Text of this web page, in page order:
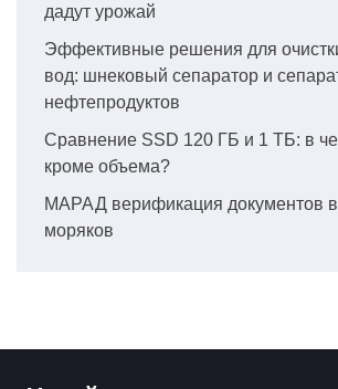
дадут урожай
Эффективные решения для
вод: шнековый сепаратор и
нефтепродуктов
Сравнение SSD 120 ГБ и 1 ТБ: в
кроме объема?
МАРАД верификация документов в
моряков